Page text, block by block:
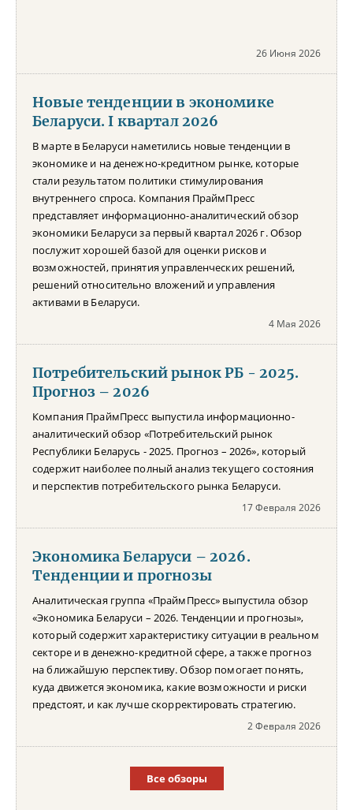
26 Июня 2026
Новые тенденции в экономике
Беларуси. I квартал 2026
В марте в Беларуси наметились новые тенденции в
экономике и на денежно-кредитном рынке, которые
стали результатом политики стимулирования
внутреннего спроса. Компания ПраймПресс
представляет информационно-аналитический обзор
экономики Беларуси за первый квартал 2026 г. Обзор
послужит хорошей базой для оценки рисков и
возможностей, принятия управленческих решений,
решений относительно вложений и управления
активами в Беларуси.
4 Мая 2026
Потребительский рынок РБ - 2025.
Прогноз – 2026
Компания ПраймПресс выпустила информационно-
аналитический обзор «Потребительский рынок
Республики Беларусь - 2025. Прогноз – 2026», который
содержит наиболее полный анализ текущего состояния
и перспектив потребительского рынка Беларуси.
17 Февраля 2026
Экономика Беларуси – 2026.
Тенденции и прогнозы
Аналитическая группа «ПраймПресс» выпустила обзор
«Экономика Беларуси – 2026. Тенденции и прогнозы»,
который содержит характеристику ситуации в реальном
секторе и в денежно-кредитной сфере, а также прогноз
на ближайшую перспективу. Обзор помогает понять,
куда движется экономика, какие возможности и риски
предстоят, и как лучше скорректировать стратегию.
2 Февраля 2026
Все обзоры